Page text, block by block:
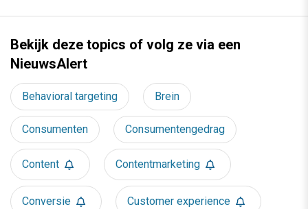
Bekijk deze topics of volg ze via een
NieuwsAlert
Behavioral targeting Brein
Consumenten Consumentengedrag
Content Contentmarketing
Conversie Customer experience